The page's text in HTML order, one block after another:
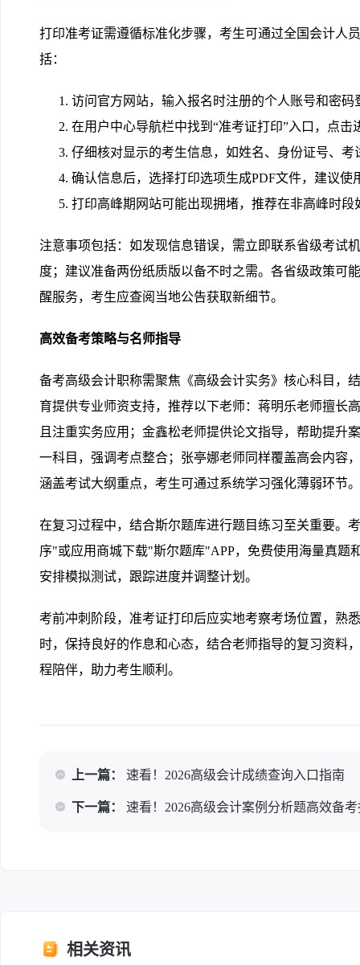
打印准考证需遵循标准化步骤，考生可通过全国会计人
括：
访问官方网站，输入报名时注册的个人账号和密码
在用户中心导航栏中找到“准考证打印”入口，点击
仔细核对显示的考生信息，如姓名、身份证号、
确认信息后，选择打印选项生成PDF文件，建议使
打印高峰期网站可能出现拥堵，推荐在非高峰时
注意事项包括：如发现信息错误，需立即联系省级考试
度；建议准备两份纸质版以备不时之需。各省级政策可
醒服务，考生应查阅当地公告获取新细节。
高效备考策略与名师指导
备考高级会计职称需聚焦《高级会计实务》核心科目，
育提供专业师资支持，推荐以下老师：蒋明乐老师擅长
且注重实务应用；金鑫松老师提供论文指导，帮助提升
一科目，强调考点整合；张亭娜老师同样覆盖高会内容
涵盖考试大纲重点，考生可通过系统学习强化薄弱环节。
在复习过程中，结合斯尔题库进行题目练习至关重要。
序"或应用商城下载"斯尔题库"APP，免费使用海量真题
安排模拟测试，跟踪进度并调整计划。
考前冲刺阶段，准考证打印后应实地考察考场位置，熟
时，保持良好的作息和心态，结合老师指导的复习资料
程陪伴，助力考生顺利。
上一篇： 速看！2026高级会计成绩查询入口指南
下一篇： 速看！2026高级会计案例分析题高效备
相关资讯